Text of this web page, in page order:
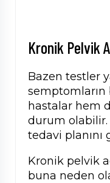
Kronik Pelvik
Bazen testler
semptomların
hastalar hem
durum
tedavi planını
Kronik pelvik
buna neden